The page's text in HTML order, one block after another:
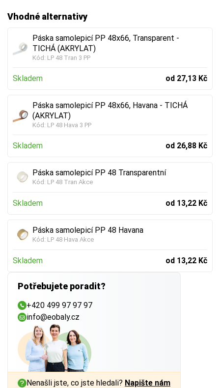
Vhodné alternativy
Páska samolepicí PP 48x66, Transparent -
TICHÁ (AKRYLAT)
Kód: LP 48 Tran 3 PP
Skladem od 27,13 Kč
Páska samolepicí PP 48x66, Havana - TICHÁ
(AKRYLAT)
Kód: LP 48 Hava 3 PP
Skladem od 26,88 Kč
Páska samolepicí PP 48 Transparentní
Kód: LP 48 Tran Akce
Skladem od 13,22 Kč
Páska samolepicí PP 48 Havana
Kód: LP 48 Hava Akce
Skladem od 13,22 Kč
Potřebujete poradit?
+420 499 97 97 97
info@eobaly.cz
Nenašli jste, co jste hledali? Napište nám